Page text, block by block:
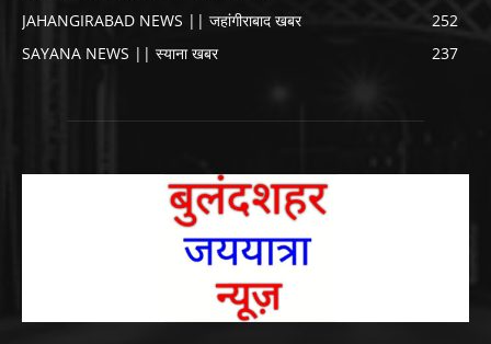
JAHANGIRABAD NEWS || जहांगीराबाद खबर
252
SAYANA NEWS || स्याना खबर
237